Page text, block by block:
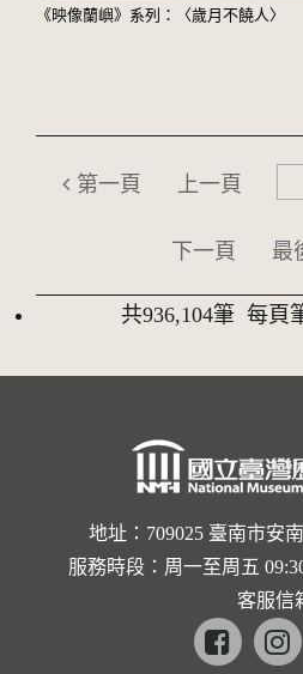
《映像蘭嶼》系列：〈歲月不饒人〉
第一頁 上一頁
下一頁 最
共936,104筆 每頁
地址：709025 臺南市安
服務時段：周一至周五
客服信